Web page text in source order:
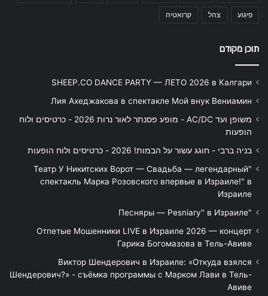
פיגוע צהל קרואטיה
תוכן מקודם
SHEEP.CO DANCE PARTY — ЛЕТО 2026 в Калгари
Лия Ахеджакова в спектакле Мой внук Вениамин
משופן ועד AC/DC - מופע פסנתר לאור נרות 2026 - כרטיסים ולוח
הופעות
בניה ברבי - חוגג עשור על הבמות! 2026 - כרטיסים ולוח הופעות
"Театр У Никитских Ворот — Свадьба — легендарный
спектакль Марка Розовского впервые в Израиле!" в
Израиле
"Песняры — Pesniary" в Израиле
Отпетые Мошенники LIVE в Израиле 2026 — концерт
Гарика Богомазова в Тель-Авиве
Виктор Шендерович в Израиле: «Откуда взялся
Шендерович?» - съёмка программы с Марком Лави в Тель-
Авиве